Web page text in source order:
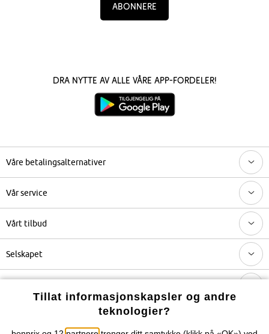
Abonnere
Dra nytte av alle våre app-fordeler!
Våre betalingsalternativer
Vår service
Vårt tilbud
Selskapet
Tillat informasjonskapsler og andre
teknologier?